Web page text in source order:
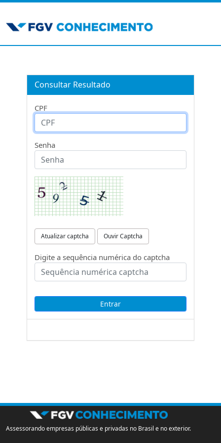
Consultar Resultado
CPF
Senha
Atualizar captcha Ouvir Captcha
Digite a sequência numérica do captcha
Assessorando empresas públicas e privadas no Brasil e no exterior.